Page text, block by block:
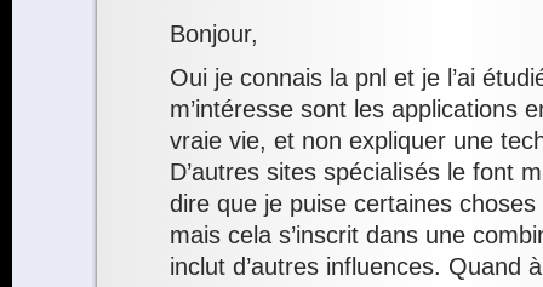
Bonjour,
Oui je connais la pnl et je l’ai
m’intéresse sont les applications
vraie vie, et non expliquer une
D’autres sites spécialisés le font
dire que je puise certaines
mais cela s’inscrit dans une
inclut d’autres influences. Quand